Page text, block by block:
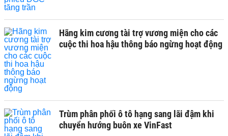
Hãng kim cương tài trợ vương miện cho các
cuộc thi hoa hậu thông báo ngừng hoạt động
Trùm phân phối ô tô hạng sang lãi đậm khi
chuyển hướng buôn xe VinFast